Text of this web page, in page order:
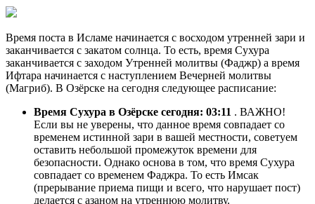
Время поста в Исламе начинается с восходом утренней зари и
заканчивается с закатом солнца. То есть, время Сухура
заканчивается с заходом Утренней молитвы (Фаджр) а время
Ифтара начинается с наступлением Вечерней молитвы
(Магриб). В Озёрске на сегодня следующее расписание:
Время Сухура в Озёрске сегодня: 03:11 . ВАЖНО!
Если вы не уверены, что данное время совпадает со
временем истинной зари в вашей местности, советуем
оставить небольшой промежуток времени для
безопасности. Однако основа в том, что время Сухура
совпадает со временем Фаджра. То есть Имсак
(прерывание приема пищи и всего, что нарушает пост)
делается с азаном на утреннюю молитву.